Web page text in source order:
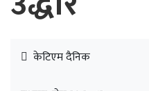
केटिएम दैनिक